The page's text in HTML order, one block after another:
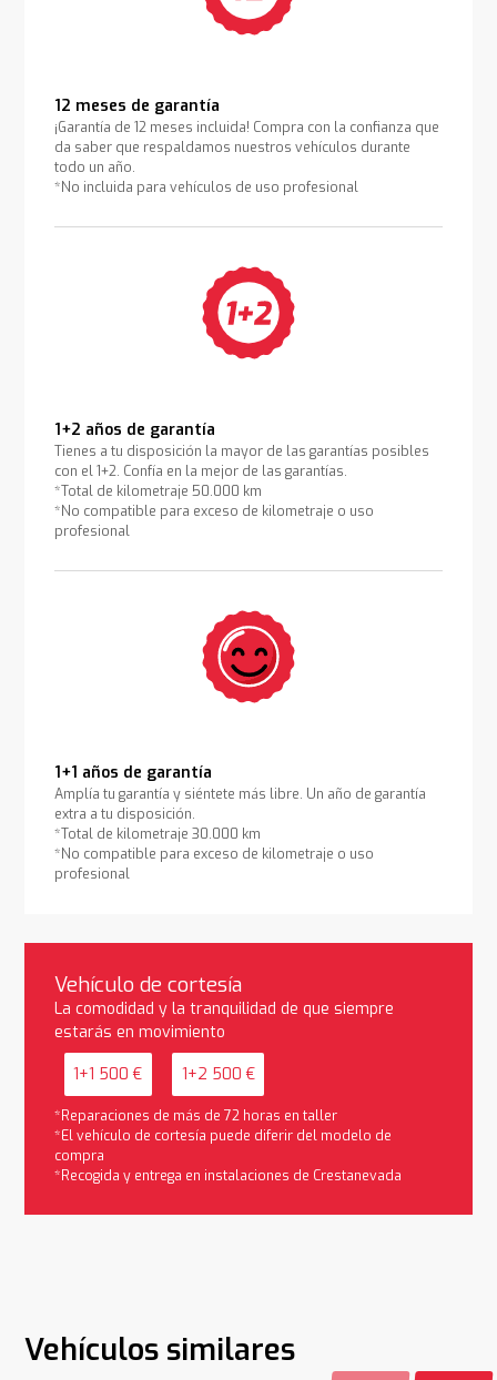
12 meses de garantía
¡Garantía de 12 meses incluida! Compra con la confianza que
da saber que respaldamos nuestros vehículos durante
todo un año.
*No incluida para vehículos de uso profesional
1+2 años de garantía
Tienes a tu disposición la mayor de las garantías posibles
con el 1+2. Confía en la mejor de las garantías.
*Total de kilometraje 50.000 km
*No compatible para exceso de kilometraje o uso
profesional
1+1 años de garantía
Amplía tu garantía y siéntete más libre. Un año de garantía
extra a tu disposición.
*Total de kilometraje 30.000 km
*No compatible para exceso de kilometraje o uso
profesional
Vehículo de cortesía
La comodidad y la tranquilidad de que siempre
estarás en movimiento
1+1 500 € 1+2 500 €
*Reparaciones de más de 72 horas en taller
*El vehículo de cortesía puede diferir del modelo de
compra
*Recogida y entrega en instalaciones de Crestanevada
Vehículos similares